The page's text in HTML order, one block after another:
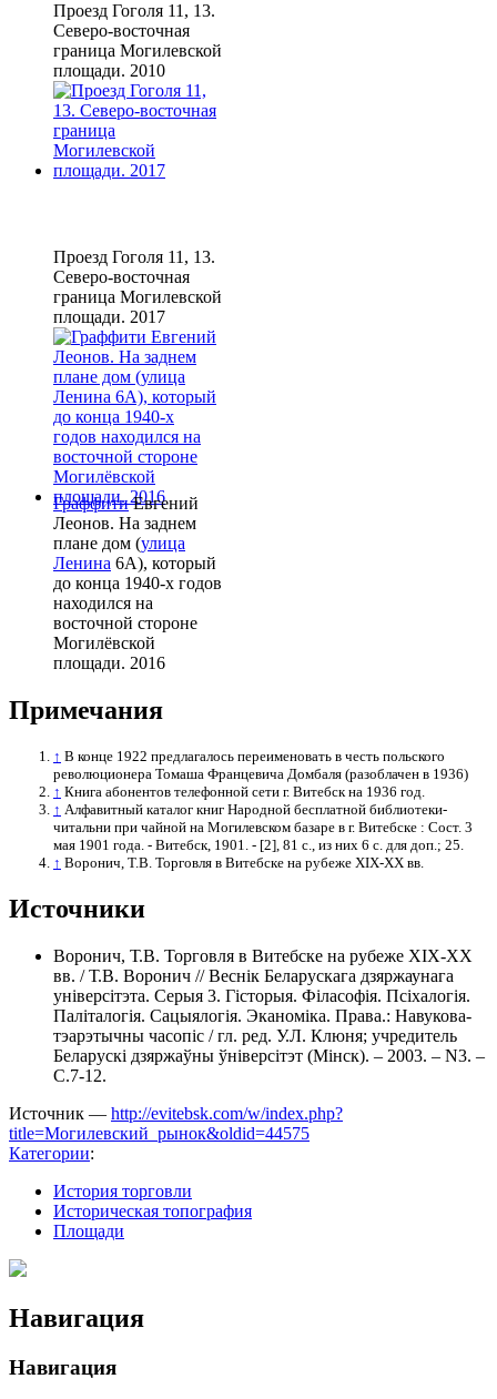
Проезд Гоголя 11, 13.
Северо-восточная
граница Могилевской
площади. 2010
Проезд Гоголя 11, 13.
Северо-восточная
граница Могилевской
площади. 2017
ГраффитиЕвгений
Леонов. На заднем
плане дом (улица
Ленина 6А), который
до конца 1940-х годов
находился на
восточной стороне
Могилёвской
площади. 2016
Примечания
↑ В конце 1922 предлагалось переименовать в честь польского
революционера Томаша Францевича Домбаля (разоблачен в 1936)
↑ Книга абонентов телефонной сети г. Витебск на 1936 год.
↑ Алфавитный каталог книг Народной бесплатной библиотеки-
читальни при чайной на Могилевском базаре в г. Витебске : Сост. 3
мая 1901 года. - Витебск, 1901. - [2], 81 с., из них 6 с. для доп.; 25.
↑ Воронич, Т.В. Торговля в Витебске на рубеже ХIХ-ХХ вв.
Источники
Воронич, Т.В. Торговля в Витебске на рубеже ХIХ-ХХ
вв. / Т.В. Воронич // Веснiк Беларускага дзяржаунага
унiверсiтэта. Серыя 3. Гiсторыя. Фiласофiя. Псiхалогiя.
Палiталогiя. Сацыялогiя. Эканомiка. Права.: Навукова-
тэарэтычны часопiс / гл. ред. У.Л. Клюня; учредитель
Беларускі дзяржаўны ўніверсітэт (Мінск). – 2003. – N3. –
С.7-12.
Источник — http://evitebsk.com/w/index.php?
title=Могилевский_рынок&oldid=44575
Категории:
История торговли
Историческая топография
Площади
Навигация
Навигация